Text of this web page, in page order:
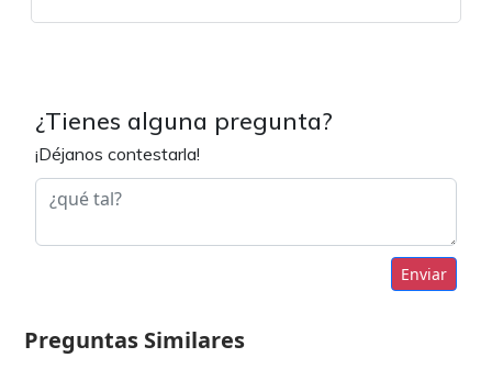
¿Tienes alguna pregunta?
¡Déjanos contestarla!
Enviar
Preguntas Similares